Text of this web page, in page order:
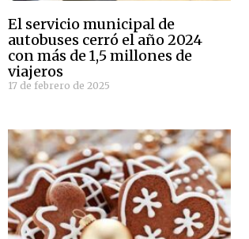
El servicio municipal de
autobuses cerró el año 2024
con más de 1,5 millones de
viajeros
17 de febrero de 2025